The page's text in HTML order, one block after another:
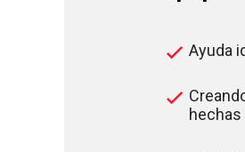
Ayuda
hechas